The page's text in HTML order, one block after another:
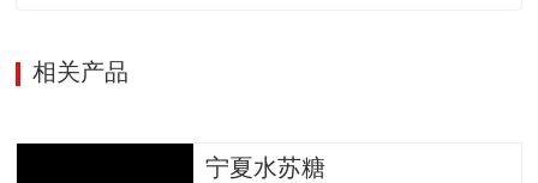
相关产品
宁夏水苏糖